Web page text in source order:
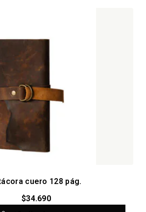
cuero 128 pág.
$34.690